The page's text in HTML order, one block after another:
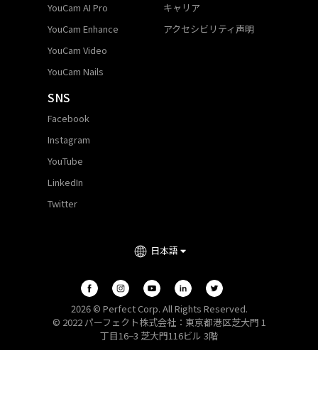
YouCam AI Pro
YouCam Enhance
YouCam Video
YouCam Nails
キャリア
アクセシビリティ声明
SNS
Facebook
Instagram
YouTube
LinkedIn
Twitter
日本語
2026 © Perfect Corp. All Rights Reserved.
© 2022 パーフェクト株式会社：東京都港区芝大門 1
丁目16−3 芝大門116ビル 3階